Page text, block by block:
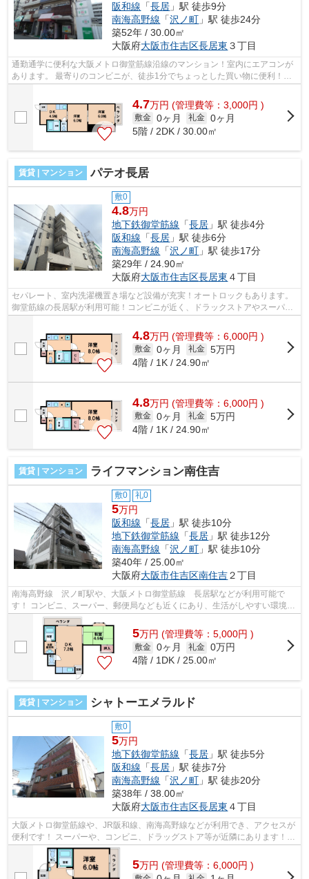
阪和線 「長居 」駅 徒歩9分
南海高野線 「沢ノ町 」駅 徒歩24分
築52年 / 30.00㎡
大阪府大阪市住吉区長居東 ３丁目
通勤通学に便利な大阪メトロ御堂筋線沿線のマンション！室内にエアコンが
あります。 最寄りのコンビニが、徒歩1分でちょっとした買い物に便利！イ
4.7万円 (管理費等：3,000円 )
敷金 0ヶ月 礼金 0ヶ月
5階 / 2DK / 30.00㎡
賃貸 | マンション パテオ長居
敷0
4.8万円
地下鉄御堂筋線 「長居 」駅 徒歩4分
阪和線 「長居 」駅 徒歩6分
南海高野線 「沢ノ町 」駅 徒歩17分
築29年 / 24.90㎡
大阪府大阪市住吉区長居東 ４丁目
セパレート、室内洗濯機置き場など設備が充実！オートロックもあります。
御堂筋線の長居駅が利用可能！コンビニが近く、ドラックストアやスーパー
4.8万円 (管理費等：6,000円 )
敷金 0ヶ月 礼金 5万円
4階 / 1K / 24.90㎡
4.8万円 (管理費等：6,000円 )
敷金 0ヶ月 礼金 5万円
4階 / 1K / 24.90㎡
賃貸 | マンション ライフマンション南住吉
敷0 礼0
5万円
阪和線 「長居 」駅 徒歩10分
地下鉄御堂筋線 「長居 」駅 徒歩12分
南海高野線 「沢ノ町 」駅 徒歩10分
築40年 / 25.00㎡
大阪府大阪市住吉区南住吉２丁目
南海高野線 沢ノ町駅や、大阪メトロ御堂筋線 長居駅などが利用可能で
す！ コンビニ、スーパー、郵便局なども近くにあり、生活がしやすい環境で
す！ ■□■□■□■□■□■□■□■□■□■□■□■□■□■□■...
5万円 (管理費等：5,000円 )
敷金 0ヶ月 礼金 0万円
4階 / 1DK / 25.00㎡
賃貸 | マンション シャトーエメラルド
敷0
5万円
地下鉄御堂筋線 「長居 」駅 徒歩5分
阪和線 「長居 」駅 徒歩7分
南海高野線 「沢ノ町 」駅 徒歩20分
築38年 / 38.00㎡
大阪府大阪市住吉区長居東 ４丁目
大阪メトロ御堂筋線や、JR阪和線、南海高野線などが利用でき、アクセスが
便利です！ スーパーや、コンビニ、ドラッグストア等が近隣にあります！独
立洗面台、エアコンあり！ ■□■□■□■...
5万円 (管理費等：6,000円 )